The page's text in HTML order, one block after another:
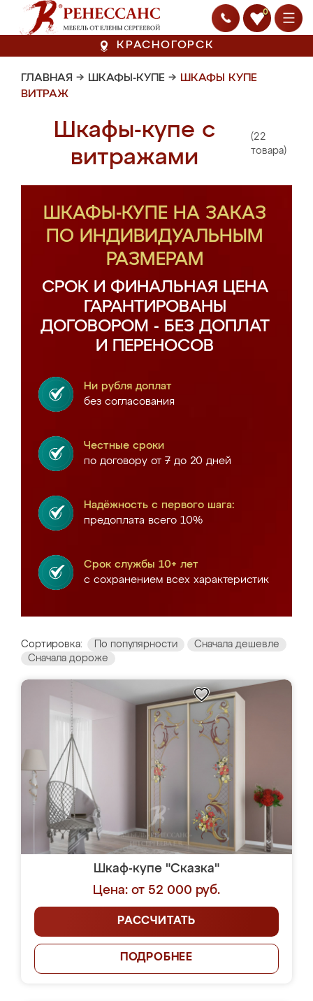
0
КРАСНОГОРСК
ГЛАВНАЯ → ШКАФЫ-КУПЕ → ШКАФЫ КУПЕ
ВИТРАЖ
Шкафы-купе с
витражами
(22
товара)
ШКАФЫ-КУПЕ НА ЗАКАЗ
ПО ИНДИВИДУАЛЬНЫМ
РАЗМЕРАМ
СРОК И ФИНАЛЬНАЯ ЦЕНА
ГАРАНТИРОВАНЫ
ДОГОВОРОМ - БЕЗ ДОПЛАТ
И ПЕРЕНОСОВ
Ни рубля доплат
без согласования
Честные сроки
по договору от 7 до 20 дней
Надёжность с первого шага:
предоплата всего 10%
Срок службы 10+ лет
с сохранением всех характеристик
Сортировка: По популярности
Сначала дешевле
Сначала дороже
Шкаф-купе "Сказка"
Цена: от 52 000 руб.
РАССЧИТАТЬ
ПОДРОБНЕЕ